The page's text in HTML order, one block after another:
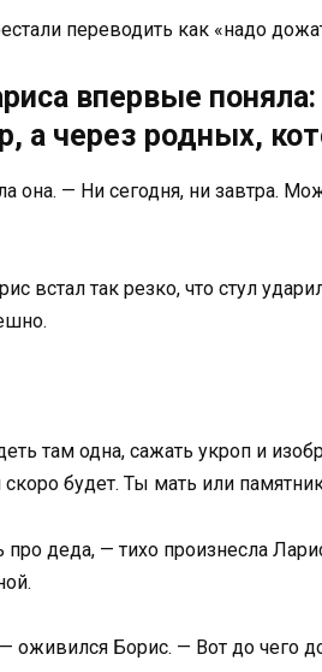
переводить как «надо
впервые
а через родных,
она. — Ни сегодня, ни завтра.
встал так резко, что стул
там одна, сажать укроп и
будет. Ты мать или
деда, — тихо произнесла
оживился Борис. — Вот до чего